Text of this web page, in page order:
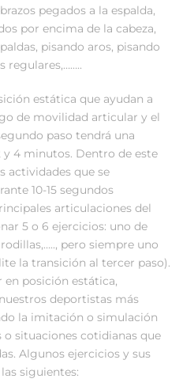
pegados a la espalda,
por encima de la cabeza,
pisando aros, pisando
regulares,……..
estática que ayudan a
de movilidad articular y el
paso tendrá una
y 4 minutos. Dentro de este
actividades que se
10-15 segundos
articulaciones del
5 o 6 ejercicios: uno de
pero siempre uno
la transición al tercer paso).
en posición estática,
deportistas más
la imitación o simulación
situaciones cotidianas que
Algunos ejercicios y sus
siguientes: